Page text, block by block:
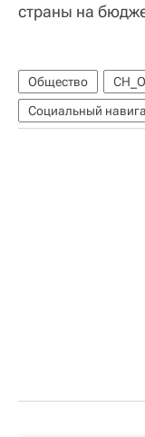
страны на
Общество
Социальный